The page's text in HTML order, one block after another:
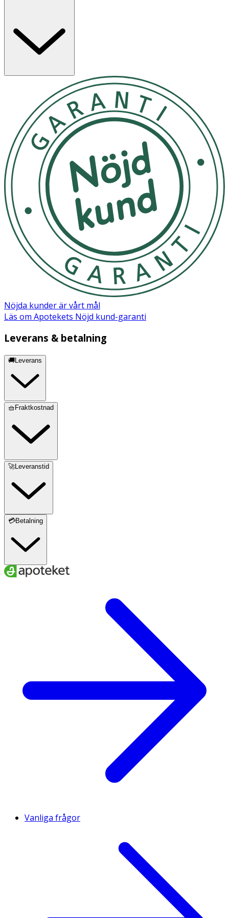
Användning
- Borsta tänderna i minst 2 minuter, två gånger dagligen.
för bästa resultat.
3 eltandborsthuvuden medföljer.
Nöjda kunder är vårt mål
Läs om Apotekets Nöjd kund-garanti
Leverans & betalning
🚚Leverans
🧺Fraktkostnad
🚀Leveranstid
💳Betalning
Vanliga frågor